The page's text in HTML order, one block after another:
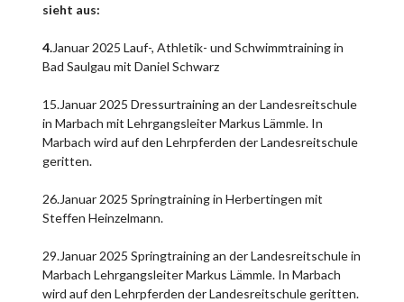
sieht aus:
4.Januar 2025 Lauf-, Athletik- und Schwimmtraining in
Bad Saulgau mit Daniel Schwarz
15.Januar 2025 Dressurtraining an der Landesreitschule
in Marbach mit Lehrgangsleiter Markus Lämmle. In
Marbach wird auf den Lehrpferden der Landesreitschule
geritten.
26.Januar 2025 Springtraining in Herbertingen mit
Steffen Heinzelmann.
29.Januar 2025 Springtraining an der Landesreitschule in
Marbach Lehrgangsleiter Markus Lämmle. In Marbach
wird auf den Lehrpferden der Landesreitschule geritten.